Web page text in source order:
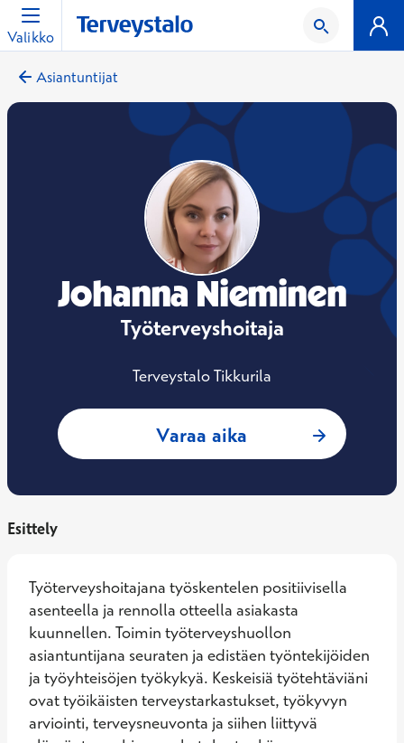
Valikko
Asiantuntijat
Johanna Nieminen
Työterveyshoitaja
Terveystalo Tikkurila
Varaa aika : Johanna
Esittely
Työterveyshoitajana työskentelen positiivisella
asenteella ja rennolla otteella asiakasta
kuunnellen. Toimin työterveyshuollon
asiantuntijana seuraten ja edistäen työntekijöiden
ja työyhteisöjen työkykyä. Keskeisiä työtehtäviäni
ovat työikäisten terveystarkastukset, työkyvyn
arviointi, terveysneuvonta ja siihen liittyvä